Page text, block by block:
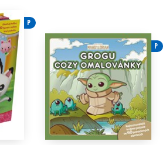
P
P